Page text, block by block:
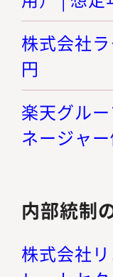
株式会社
円
楽天グル
ネージャ
内部統制
株式会社